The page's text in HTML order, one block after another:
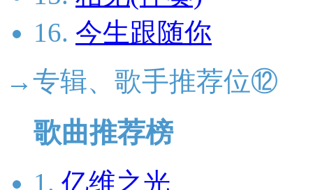
16. 今生跟随你
→专辑、歌手推荐位⑫
歌曲推荐榜
1. 亿维之光